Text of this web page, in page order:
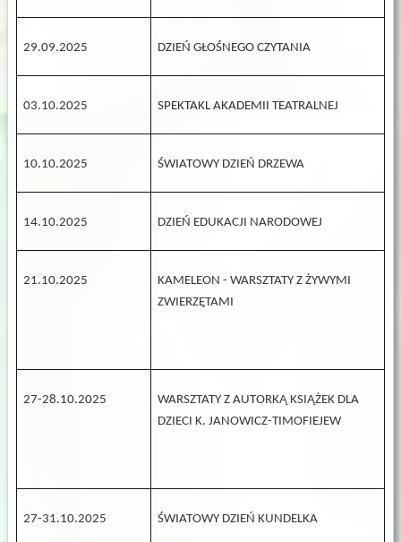
29.09.2025 DZIEŃ GŁOŚNEGO CZYTANIA
03.10.2025 SPEKTAKL AKADEMII TEATRALNEJ
10.10.2025 ŚWIATOWY DZIEŃ DRZEWA
14.10.2025 DZIEŃ EDUKACJI NARODOWEJ
21.10.2025
KAMELEON - WARSZTATY Z ŻYWYMI
ZWIERZĘTAMI
27-28.10.2025
WARSZTATY Z AUTORKĄ KSIĄŻEK DLA
DZIECI K. JANOWICZ-TIMOFIEJEW
27-31.10.2025 ŚWIATOWY DZIEŃ KUNDELKA